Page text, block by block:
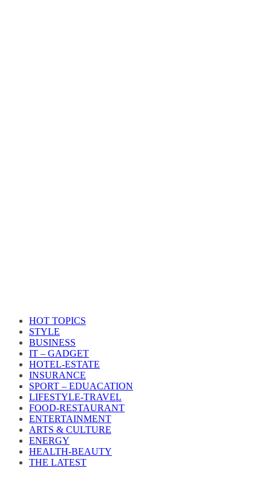
HOT TOPICS
STYLE
BUSINESS
IT – GADGET
HOTEL-ESTATE
INSURANCE
SPORT – EDUACATION
LIFESTYLE​-TRAVEL​
FOOD-RESTAURANT
ENTERTAINMENT
ARTS & CULTURE
ENERGY
HEALTH​-BEAUTY
THE LATEST